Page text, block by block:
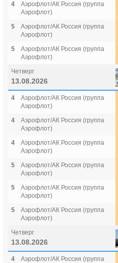
4
Аэрофлот/АК Россия (группа
Аэрофлот)
5
Аэрофлот/АК Россия (группа
Аэрофлот)
5
Аэрофлот/АК Россия (группа
Аэрофлот)
Четверг
13.08.2026
4
Аэрофлот/АК Россия (группа
Аэрофлот)
4
Аэрофлот/АК Россия (группа
Аэрофлот)
4
Аэрофлот/АК Россия (группа
Аэрофлот)
5
Аэрофлот/АК Россия (группа
Аэрофлот)
5
Аэрофлот/АК Россия (группа
Аэрофлот)
5
Аэрофлот/АК Россия (группа
Аэрофлот)
Четверг
13.08.2026
4
Аэрофлот/АК Россия (группа